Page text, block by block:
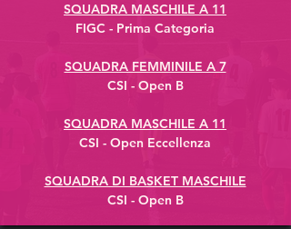
SQUADRA MASCHILE A 11
FIGC - Prima Categoria​
SQUADRA FEMMINILE A 7
CSI - Open B
SQUADRA MASCHILE A 11
CSI - Open Eccellenza
SQUADRA DI BASKET MASCHILE
CSI - Open B​​